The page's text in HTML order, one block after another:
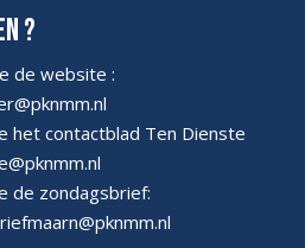
?
de website :
het contactblad Ten Dienste
de zondagsbrief: